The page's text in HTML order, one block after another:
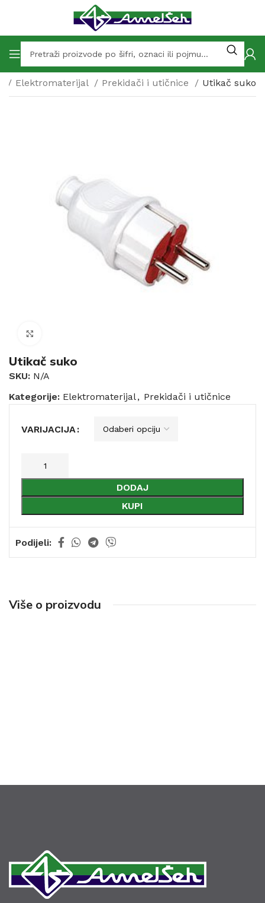
Elektromaterijal Prekidači i utičnice Utikač suko
Utikač suko
SKU: N/A
Kategorije: Elektromaterijal, Prekidači i utičnice
VARIJACIJA
DODAJ
KUPI
Podijeli:
Više o proizvodu